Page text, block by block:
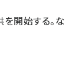
を開始する。な